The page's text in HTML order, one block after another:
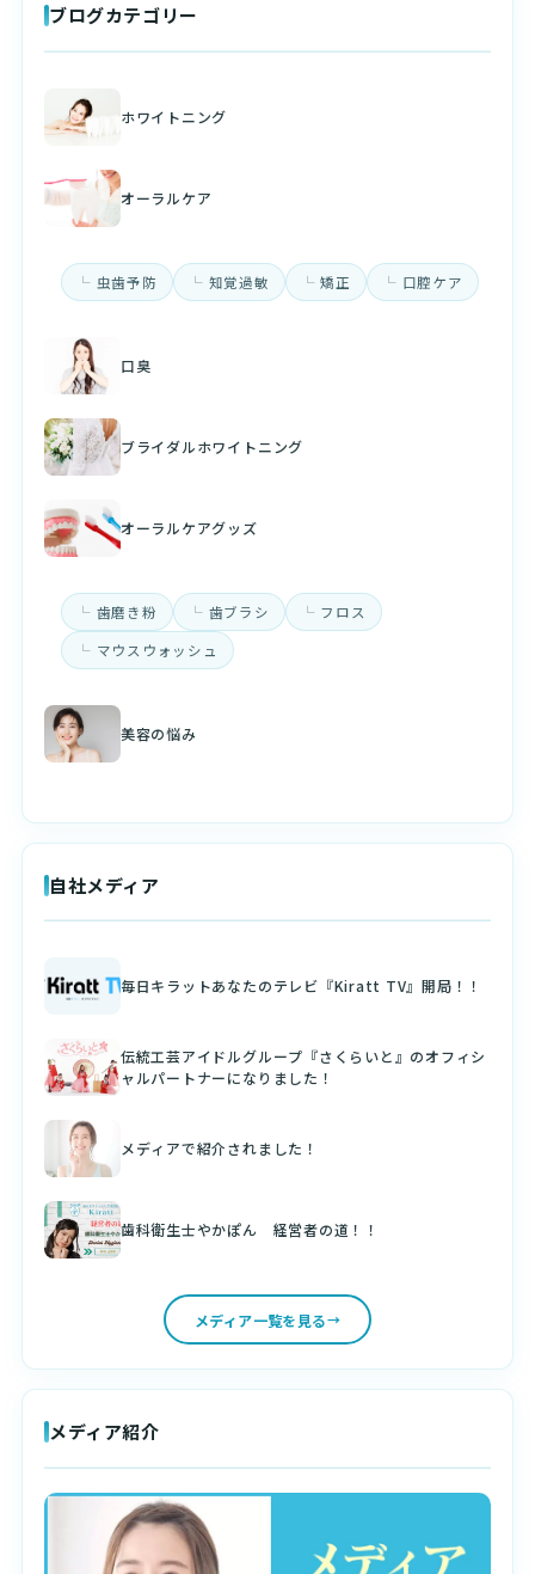
ブログカテゴリー
ホワイトニング
オーラルケア
虫歯予防 知覚過敏 矯正 口腔ケア
口臭
ブライダルホワイトニング
オーラルケアグッズ
歯磨き粉 歯ブラシ
フロス
マウスウォッシュ
美容の悩み
自社メディア
毎日キラットあなたのテレビ『Kiratt TV』開局！！
伝統工芸アイドルグループ『さくらいと』のオフィシ
ャルパートナーになりました！
メディアで紹介されました！
歯科衛生士やかぽん 経営者の道！！
メディア一覧を見る
メディア紹介